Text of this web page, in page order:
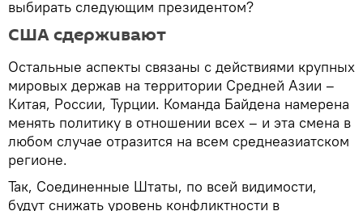
выбирать следующим президентом?
США сдерживают
Остальные аспекты связаны с действиями крупных
мировых держав на территории Средней Азии –
Китая, России, Турции. Команда Байдена намерена
менять политику в отношении всех – и эта смена в
любом случае отразится на всем среднеазиатском
регионе.
Так, Соединенные Штаты, по всей видимости,
будут снижать уровень конфликтности в